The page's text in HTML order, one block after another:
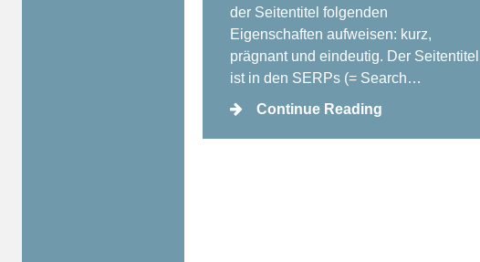
der Seitentitel folgenden
Eigenschaften aufweisen: kurz,
prägnant und eindeutig. Der Seitentitel
ist in den SERPs (= Search…
Continue Reading